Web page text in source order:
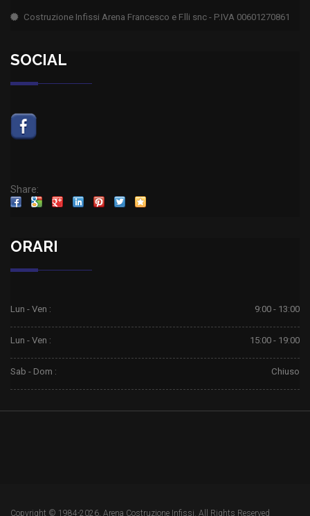
Costruzione Infissi Arena Francesco e F.lli snc - P.IVA 00601270861
SOCIAL
Share:
ORARI
Lun - Ven : 9:00 - 13:00
Lun - Ven : 15:00 - 19:00
Sab - Dom : Chiuso
Copyright © 1984-2026, Arena Costruzione Infissi. All Rights Reserved